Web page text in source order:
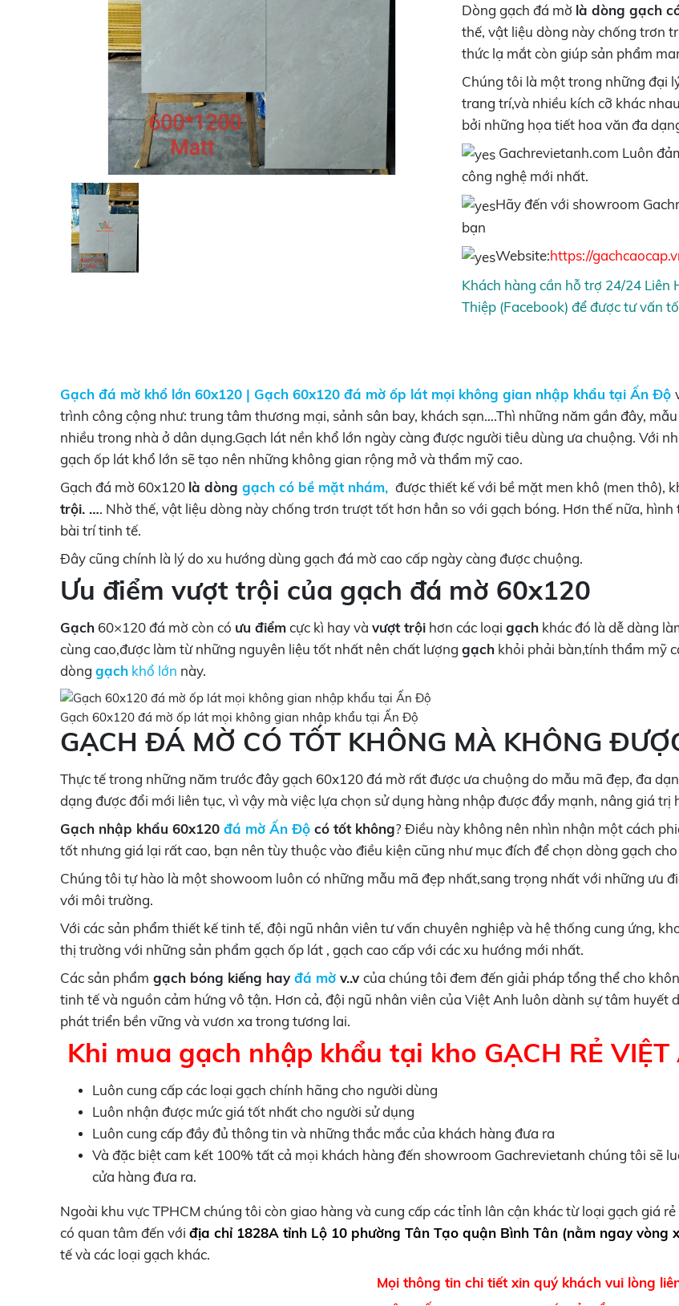
Dòng gạch đá mờ là dòng gạch
thế, vật liệu dòng này chống trơn
thức lạ mắt còn giúp sản phẩm
Chúng tôi là một trong những đại
trang trí,và nhiều kích cỡ khác
bởi những họa tiết hoa văn đa
Gachrevietanh.com Luôn
công nghệ mới nhất.
Hãy đến với showroom
bạn
Website:https://
Khách hàng cần hỗ trợ 24/24 Liên
Thiệp (Facebook) để được tư vấn
Gạch đá mờ khổ lớn 60x120 | Gạch 60x120 đá mờ ốp lát mọi không gian nhập khẩu tại Ấn Độ
trình công cộng như: trung tâm thương mại, sảnh sân bay, khách sạn….Thì những năm gần đây,
nhiều trong nhà ở dân dụng.Gạch lát nền khổ lớn ngày càng được người tiêu dùng ưa chuộng. Với
gạch ốp lát khổ lớn sẽ tạo nên những không gian rộng mở và thẩm mỹ cao.
Gạch đá mờ 60x120 là dòng gạch có bề mặt nhám, được thiết kế với bề mặt men khô (men thô),
trội. …. Nhờ thế, vật liệu dòng này chống trơn trượt tốt hơn hẳn so với gạch bóng. Hơn thế nữa,
bài trí tinh tế.
Đây cũng chính là lý do xu hướng dùng gạch đá mờ cao cấp ngày càng được chuộng.
Ưu điểm vượt trội của gạch đá mờ 60x120
Gạch60×120 đá mờ còn có ưu điểmcực kì hay và vượt trộihơn các loại gạchkhác đó là dễ dàng
cùng cao,được làm từ những nguyên liệu tốt nhất nên chất lượng gạchkhỏi phải bàn,tính thẩm mỹ
dòng gạchkhổ lớn này.
Gạch 60x120 đá mờ ốp lát mọi không gian nhập khẩu tại Ấn Độ
GẠCH ĐÁ MỜ CÓ TỐT KHÔNG MÀ KHÔNG
Thực tế trong những năm trước đây gạch 60x120 đá mờ rất được ưa chuộng do mẫu mã đẹp, đa
dạng được đổi mới liên tục, vì vậy mà việc lựa chọn sử dụng hàng nhập được đẩy mạnh, nâng giá
Gạch nhập khẩu 60x120 đá mờ Ấn Độcó tốt không? Điều này không nên nhìn nhận một cách
tốt nhưng giá lại rất cao, bạn nên tùy thuộc vào điều kiện cũng như mục đích để chọn dòng gạch
Chúng tôi tự hào là một showoom luôn có những mẫu mã đẹp nhất,sang trọng nhất với những ưu
với môi trường.
Với các sản phẩm thiết kế tinh tế, đội ngũ nhân viên tư vấn chuyên nghiệp và hệ thống cung ứng,
thị trường với những sản phẩm gạch ốp lát , gạch cao cấp với các xu hướng mới nhất.
Các sản phẩm gạch bóng kiếng hay đá mờv..v của chúng tôi đem đến giải pháp tổng thể cho
tinh tế và nguồn cảm hứng vô tận. Hơn cả, đội ngũ nhân viên của Việt Anh luôn dành sự tâm huyết
phát triển bền vững và vươn xa trong tương lai.
Khi mua gạch nhập khẩu tại kho GẠCH RẺ
Luôn cung cấp các loại gạch chính hãng cho người dùng
Luôn nhận được mức giá tốt nhất cho người sử dụng
Luôn cung cấp đầy đủ thông tin và những thắc mắc của khách hàng đưa ra
Và đặc biệt cam kết 100% tất cả mọi khách hàng đến showroom Gachrevietanh chúng tôi sẽ
cửa hàng đưa ra.
Ngoài khu vực TPHCM chúng tôi còn giao hàng và cung cấp các tỉnh lân cận khác từ loại gạch giá
có quan tâm đến với địa chỉ 1828A tỉnh Lộ 10 phường Tân Tạo quận Bình Tân (nằm ngay vòng
tế và các loại gạch khác.
Mọi thông tin chi tiết xin quý khách vui lòng